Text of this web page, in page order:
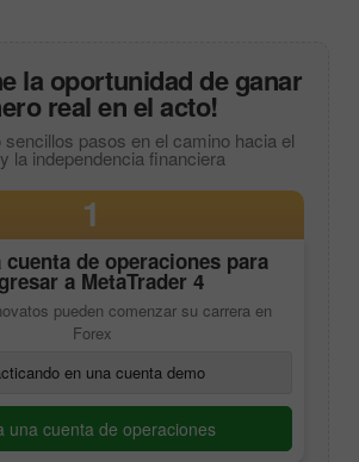
la oportunidad de ganar
real en el acto!
pasos en el camino hacia el
la independencia financiera
1
de operaciones para
a MetaTrader 4
pueden comenzar su carrera en
Forex
en una cuenta demo
una cuenta de operaciones